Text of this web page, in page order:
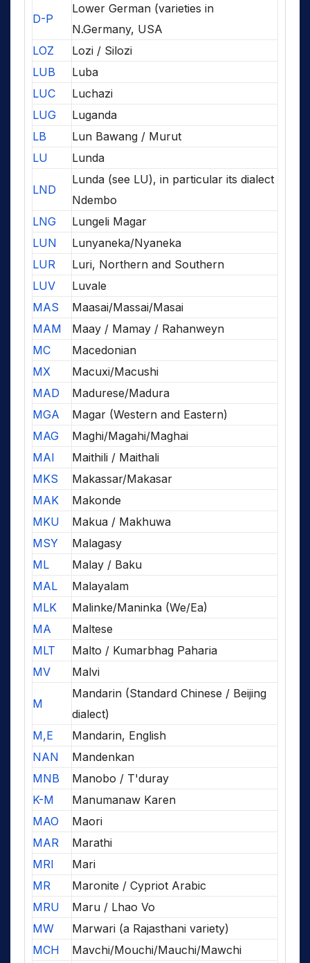
D-P
Lower German (varieties in
N.Germany, USA
LOZ
Lozi / Silozi
LUB
Luba
LUC
Luchazi
LUG
Luganda
LB
Lun Bawang / Murut
LU
Lunda
LND
Lunda (see LU), in particular its dialect
Ndembo
LNG
Lungeli Magar
LUN
Lunyaneka/Nyaneka
LUR
Luri, Northern and Southern
LUV
Luvale
MAS
Maasai/Massai/Masai
MAM
Maay / Mamay / Rahanweyn
MC
Macedonian
MX
Macuxi/Macushi
MAD
Madurese/Madura
MGA
Magar (Western and Eastern)
MAG
Maghi/Magahi/Maghai
MAI
Maithili / Maithali
MKS
Makassar/Makasar
MAK
Makonde
MKU
Makua / Makhuwa
MSY
Malagasy
ML
Malay / Baku
MAL
Malayalam
MLK
Malinke/Maninka (We/Ea)
MA
Maltese
MLT
Malto / Kumarbhag Paharia
MV
Malvi
M
Mandarin (Standard Chinese / Beijing
dialect)
M,E
Mandarin, English
NAN
Mandenkan
MNB
Manobo / T'duray
K-M
Manumanaw Karen
MAO
Maori
MAR
Marathi
MRI
Mari
MR
Maronite / Cypriot Arabic
MRU
Maru / Lhao Vo
MW
Marwari (a Rajasthani variety)
MCH
Mavchi/Mouchi/Mauchi/Mawchi